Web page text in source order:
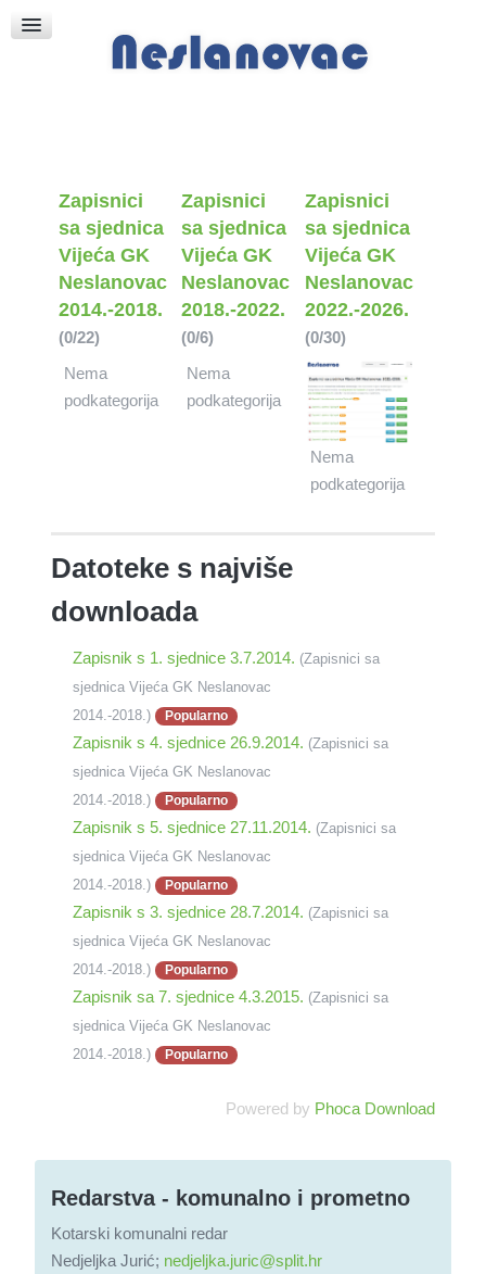
Crkva sv. Marka
Put k Bogu
Zapisnici
sa sjednica
Vijeća GK
Neslanovac
2014.-2018.
(0/22)
Nema
podkategorija
Zapisnici
sa sjednica
Vijeća GK
Neslanovac
2018.-2022.
(0/6)
Nema
podkategorija
Zapisnici
sa sjednica
Vijeća GK
Neslanovac
2022.-2026.
(0/30)
Nema
podkategorija
Datoteke s najviše
downloada
Zapisnik s 1. sjednice 3.7.2014. (Zapisnici sa
sjednica Vijeća GK Neslanovac
2014.-2018.)
Popularno
Zapisnik s 4. sjednice 26.9.2014. (Zapisnici sa
sjednica Vijeća GK Neslanovac
2014.-2018.)
Popularno
Zapisnik s 5. sjednice 27.11.2014. (Zapisnici sa
sjednica Vijeća GK Neslanovac
2014.-2018.)
Popularno
Zapisnik s 3. sjednice 28.7.2014. (Zapisnici sa
sjednica Vijeća GK Neslanovac
2014.-2018.)
Popularno
Zapisnik sa 7. sjednice 4.3.2015. (Zapisnici sa
sjednica Vijeća GK Neslanovac
2014.-2018.)
Popularno
Powered by Phoca Download
Redarstva - komunalno i prometno
Kotarski komunalni redar
Nedjeljka Jurić; nedjeljka.juric@split.hr